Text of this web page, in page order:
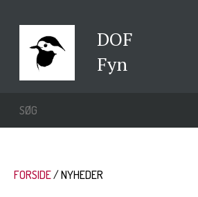
DOF
Fyn
FORSIDE NYHEDER